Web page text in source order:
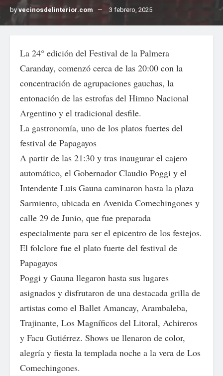
byvecinosdelinterior.com 3 febrero, 2025
La 24° edición del Festival de la Palmera
Caranday, comenzó cerca de las 20:00 con la
concentración de agrupaciones gauchas, la
entonación de las estrofas del Himno Nacional
Argentino y el tradicional desfile.
La gastronomía, uno de los platos fuertes del
festival de Papagayos
A partir de las 21:30 y tras inaugurar el cajero
automático, el Gobernador Claudio Poggi y el
Intendente Luis Gauna caminaron hasta la plaza
Sarmiento, ubicada en Avenida Comechingones y
calle 29 de Junio, que fue preparada
especialmente para ser el epicentro de los festejos.
El folclore fue el plato fuerte del festival de
Papagayos
Poggi y Gauna llegaron hasta sus lugares
asignados y disfrutaron de una destacada grilla de
artistas como el Ballet Amancay, Arambaleba,
Trajinante, Los Magníficos del Litoral, Achireros
y Facu Gutiérrez. Shows ue llenaron de color,
alegría y fiesta la templada noche a la vera de Los
Comechingones.